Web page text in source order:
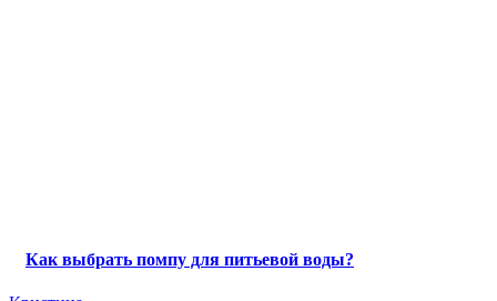
Как выбрать помпу для питьевой воды?